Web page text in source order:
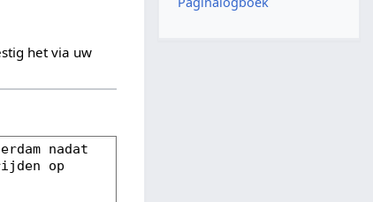
het via uw